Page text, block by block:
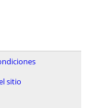
sitio